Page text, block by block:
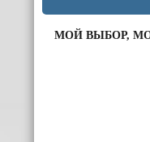
МОЙ ВЫБОР,